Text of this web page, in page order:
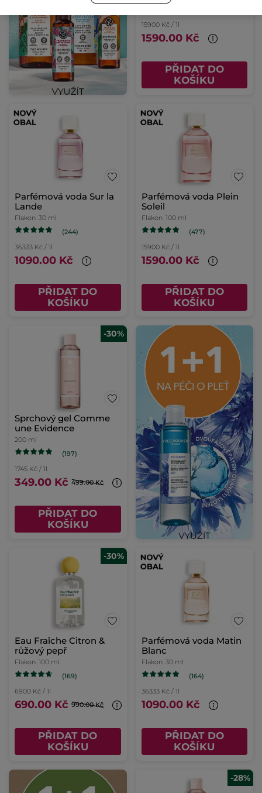
15900 Kč / 1l
1590.00 Kč
PŘIDAT DO
KOŠÍKU
Parfémová voda Sur la
Lande
Flakon 30 ml
(244)
36333 Kč / 1l
1090.00 Kč
PŘIDAT DO
KOŠÍKU
Parfémová voda Plein
Soleil
Flakon 100 ml
(477)
15900 Kč / 1l
1590.00 Kč
PŘIDAT DO
KOŠÍKU
-30%
Sprchový gel Comme
une Evidence
200 ml
(197)
1745 Kč / 1l
349.00 Kč 499.00 Kč
PŘIDAT DO
KOŠÍKU
-30%
Eau Fraîche Citron &
růžový pepř
Flakon 100 ml
(169)
6900 Kč / 1l
690.00 Kč 990.00 Kč
PŘIDAT DO
KOŠÍKU
Parfémová voda Matin
Blanc
Flakon 30 ml
(164)
36333 Kč / 1l
1090.00 Kč
PŘIDAT DO
KOŠÍKU
-28%